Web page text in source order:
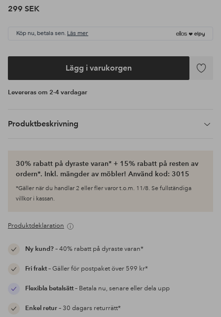
299 SEK
Köp nu, betala sen. Läs mer
Lägg i varukorgen
Lägg
Levereras om 2-4 vardagar
Produktbeskrivning
30% rabatt på dyraste varan* + 15% rabatt på resten av
ordern*. Inkl. mängder av möbler! Använd kod: 3015
*Gäller när du handlar 2 eller fler varor t.o.m. 11/8. Se fullständiga
villkor i kassan.
Produktdeklaration
Ny kund?– 40% rabatt på dyraste varan*
Fri frakt– Gäller för postpaket över 599 kr*
Flexibla betalsätt– Betala nu, senare eller dela upp
Enkel retur– 30 dagars returrätt*